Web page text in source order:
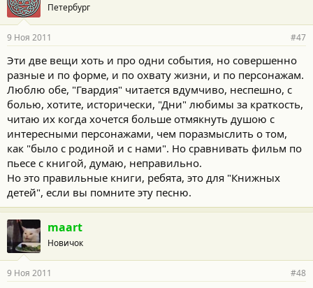
Петербург
9 Ноя 2011 #47
Эти две вещи хоть и про одни события, но совершенно
разные и по форме, и по охвату жизни, и по персонажам.
Люблю обе, "Гвардия" читается вдумчиво, неспешно, с
болью, хотите, исторически, "Дни" любимы за краткость,
читаю их когда хочется больше отмякнуть душою с
интересными персонажами, чем поразмыслить о том,
как "было с родиной и с нами". Но сравнивать фильм по
пьесе с книгой, думаю, неправильно.
Но это правильные книги, ребята, это для "Книжных
детей", если вы помните эту песню.
maart
Новичок
9 Ноя 2011 #48